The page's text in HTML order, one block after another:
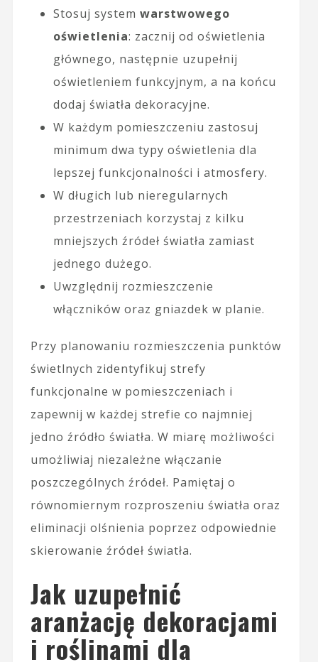
Stosuj system warstwowego
oświetlenia: zacznij od oświetlenia
głównego, następnie uzupełnij
oświetleniem funkcyjnym, a na końcu
dodaj światła dekoracyjne.
W każdym pomieszczeniu zastosuj
minimum dwa typy oświetlenia dla
lepszej funkcjonalności i atmosfery.
W długich lub nieregularnych
przestrzeniach korzystaj z kilku
mniejszych źródeł światła zamiast
jednego dużego.
Uwzględnij rozmieszczenie
włączników oraz gniazdek w planie.
Przy planowaniu rozmieszczenia punktów
świetlnych zidentyfikuj strefy
funkcjonalne w pomieszczeniach i
zapewnij w każdej strefie co najmniej
jedno źródło światła. W miarę możliwości
umożliwiaj niezależne włączanie
poszczególnych źródeł. Pamiętaj o
równomiernym rozproszeniu światła oraz
eliminacji olśnienia poprzez odpowiednie
skierowanie źródeł światła.
Jak uzupełnić
aranżację dekoracjami
i roślinami dla